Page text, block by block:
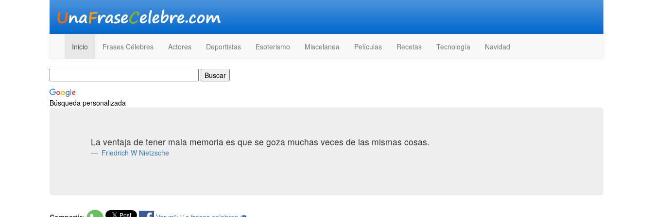
Inicio Frases Célebres Actores Deportistas Esoterismo Miscelanea Películas Recetas Tecnología Navidad
Búsqueda personalizada
La ventaja de tener mala memoria es que se goza muchas veces de las mismas cosas.
Friedrich W Nietzsche